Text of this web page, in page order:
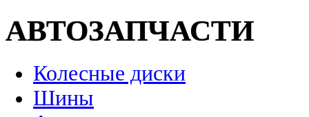
АВТОЗАПЧАСТИ
Колесные диски
Шины